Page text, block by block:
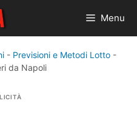
Menu
- Previsioni e Metodi Lotto -
da Napoli